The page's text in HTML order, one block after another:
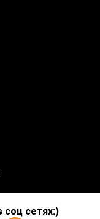
соц сетях:)